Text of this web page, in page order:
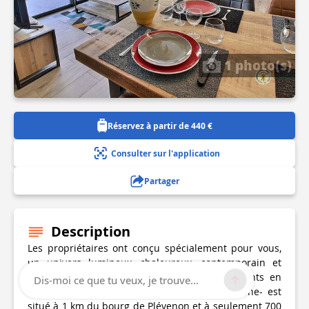
1 photo(s)
Réservez à partir de 440 €
Consulter sur l'application
Partager
Description
Les propriétaires ont conçu spécialement pour vous,
un univers lumineux, chaleureux, contemporain et
très fonctionnel pour passer de bons moments en
famille ou entre amis. Le gîte -Le Poisson Jaune- est
situé à 1 km du bourg de Plévenon et à seulement 700
Dis-moi ce que tu veux, je trouve...